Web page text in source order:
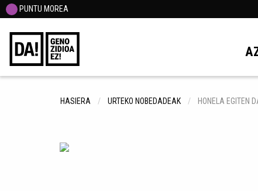
PUNTU MOREA
HASIERA URTEKO NOBEDADEAK HONELA EGITEN